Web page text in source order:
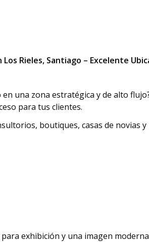
Los Rieles, Santiago – Excelente
una zona estratégica y de alto
para tus clientes.
boutiques, casas de novias y
exhibición y una imagen moderna